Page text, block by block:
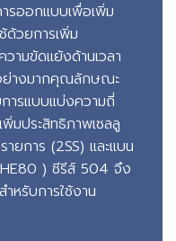
ออกแบบเพื่อเพิ่ม
ด้วยการเพิ่ม
ามขัดแย้งด้านเวลา
ย่างมากคุณลักษณะ
ารแบบแบ่งความถี่
มประสิทธิภาพเซลลู
ยการ (2SS) และแบน
) ซีรีส์ 504 จึง
หรับการใช้งาน